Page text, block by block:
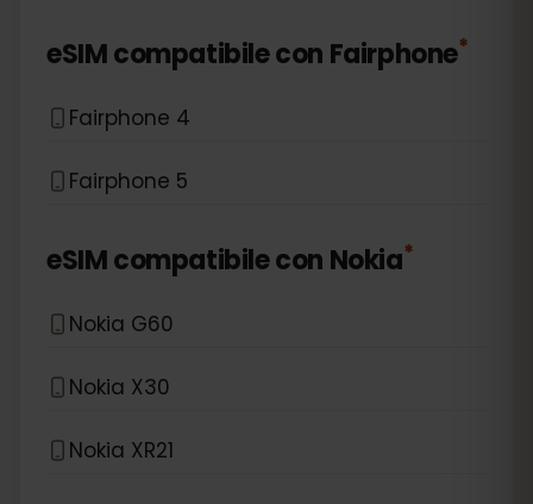
eSIM compatibile con Fairphone*
Fairphone 4
Fairphone 5
eSIM compatibile con Nokia*
Nokia G60
Nokia X30
Nokia XR21